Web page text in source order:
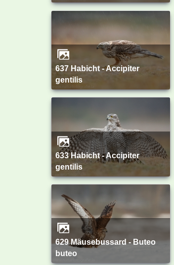
637 Habicht - Accipiter
gentilis
633 Habicht - Accipiter
gentilis
629 Mäusebussard - Buteo
buteo